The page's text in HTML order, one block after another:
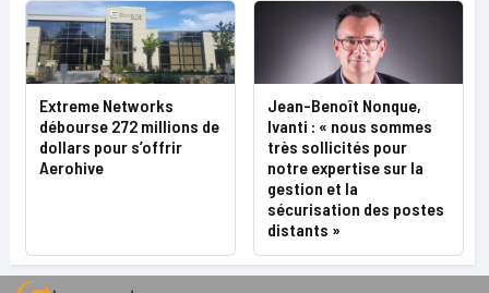
Extreme Networks
débourse 272 millions de
dollars pour s’offrir
Aerohive
Jean-Benoît Nonque,
Ivanti : « nous sommes
très sollicités pour
notre expertise sur la
gestion et la
sécurisation des postes
distants »